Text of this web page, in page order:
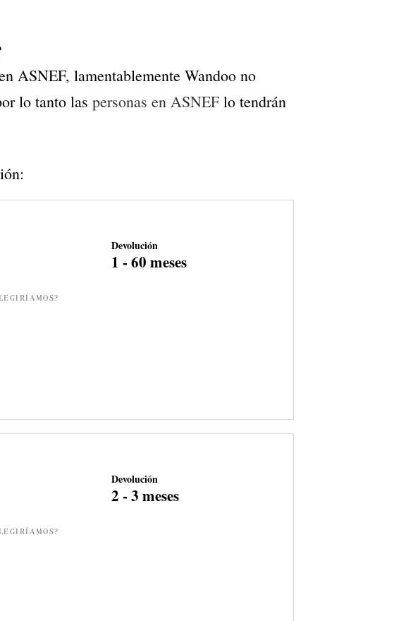
ASNEF, lamentablemente Wandoo no
lo tanto las personas en ASNEFlo tendrán
Devolución
1 - 60 meses
Devolución
2 - 3 meses